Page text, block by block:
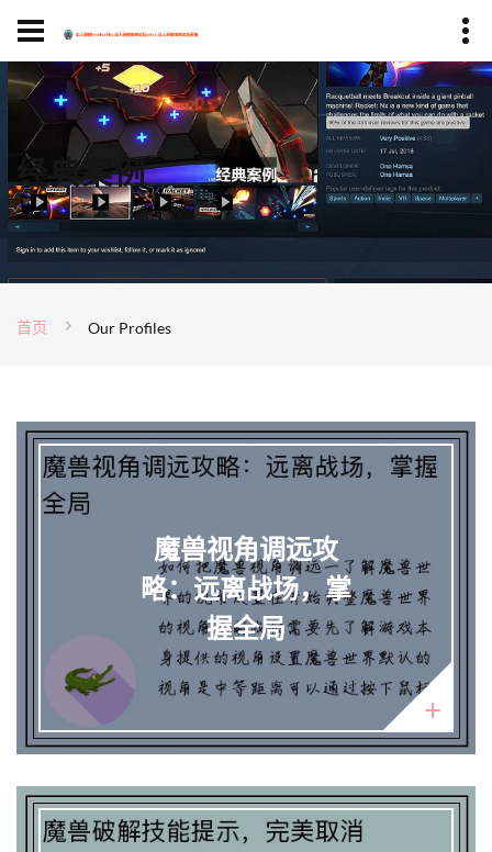
经典案例
首页 Our Profiles
魔兽视角调远攻
略：远离战场，掌
握全局